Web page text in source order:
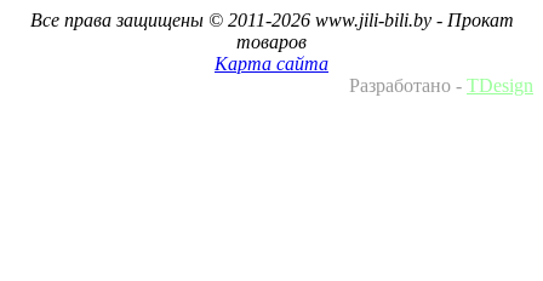
Все права защищены © 2011-2026 www.jili-bili.by - Прокат
товаров
Карта сайта
Разработано - TDesign